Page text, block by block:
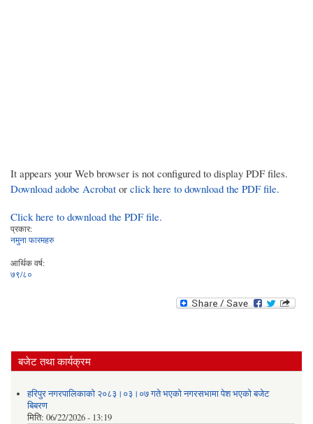
It appears your Web browser is not configured to display PDF files.
Download adobe Acrobat or click here to download the PDF file.
Click here to download the PDF file.
प्रकार:
नमुना फारमहरु
आर्थिक वर्ष:
७९/८०
बजेट तथा कार्यक्रम
हरिपुर नगरपालिकाको २०८३।०३।०७ गते भएको नगरसभामा पेश भएको बजेट
बिबरण
मिति: 06/22/2026 - 13:19